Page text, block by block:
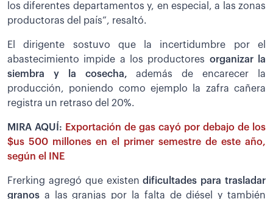
los diferentes departamentos y, en especial, a las zonas
productoras del país”, resaltó.
El dirigente sostuvo que la incertidumbre por el
abastecimiento impide a los productores organizar la
siembra y la cosecha, además de encarecer la
producción, poniendo como ejemplo la zafra cañera
registra un retraso del 20%.
MIRA AQUÍ: Exportación de gas cayó por debajo de los
$us 500 millones en el primer semestre de este año,
según el INE
Frerking agregó que existendificultades para trasladar
granos a las granjas por la falta de diésel y también